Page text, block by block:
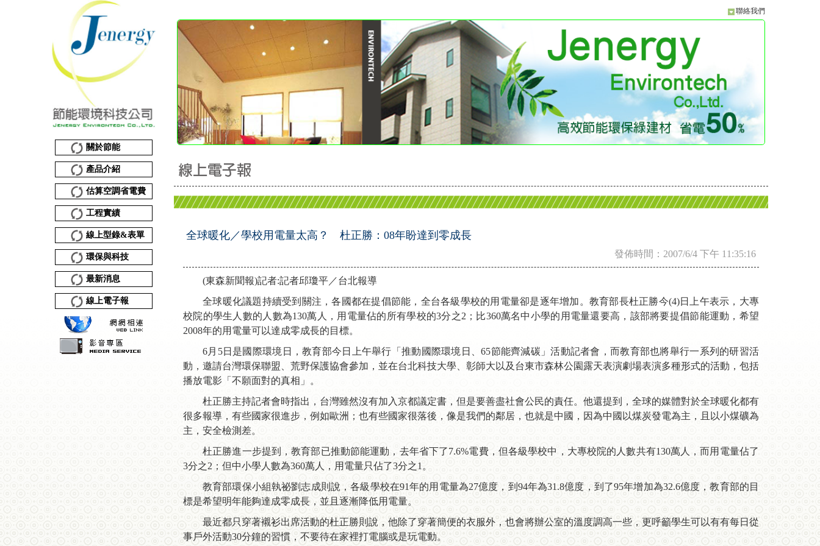
關於節能
產品介紹
估算空調省電費
工程實績
線上型錄&表單
環保與科技
最新消息
線上電子報
聯絡我們
全球暖化／學校用電量太高？ 杜正勝：08年盼達到零成長
發佈時間：2007/6/4 下午 11:35:16
(東森新聞報)記者:記者邱瓊平／台北報導
全球暖化議題持續受到關注，各國都在提倡節能，全台各級學校的用電量卻是逐年增加。教育部長杜正勝今(4)日上午表示，大專
校院的學生人數的人數為130萬人，用電量佔的所有學校的3分之2；比360萬名中小學的用電量還要高，該部將要提倡節能運動，希望
2008年的用電量可以達成零成長的目標。
6月5日是國際環境日，教育部今日上午舉行「推動國際環境日、65節能齊減碳」活動記者會，而教育部也將舉行一系列的研習活
動，邀請台灣環保聯盟、荒野保護協會參加，並在台北科技大學、彰師大以及台東市森林公園露天表演劇場表演多種形式的活動，包括
播放電影「不願面對的真相」。
杜正勝主持記者會時指出，台灣雖然沒有加入京都議定書，但是要善盡社會公民的責任。他還提到，全球的媒體對於全球暖化都有
很多報導，有些國家很進步，例如歐洲；也有些國家很落後，像是我們的鄰居，也就是中國，因為中國以煤炭發電為主，且以小煤礦為
主，安全檢測差。
杜正勝進一步提到，教育部已推動節能運動，去年省下了7.6%電費，但各級學校中，大專校院的人數共有130萬人，而用電量佔了
3分之2；但中小學人數為360萬人，用電量只佔了3分之1。
教育部環保小組執祕劉志成則說，各級學校在91年的用電量為27億度，到94年為31.8億度，到了95年增加為32.6億度，教育部的目
標是希望明年能夠達成零成長，並且逐漸降低用電量。
最近都只穿著襯衫出席活動的杜正勝則說，他除了穿著簡便的衣服外，也會將辦公室的溫度調高一些，更呼籲學生可以有有每日從
事戶外活動30分鐘的習慣，不要待在家裡打電腦或是玩電動。